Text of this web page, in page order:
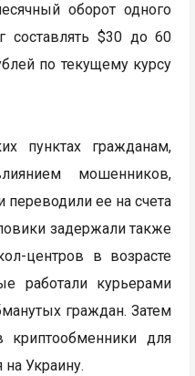
оборот одного
составлять $30 до 60
по текущему курсу
пунктах гражданам,
мошенников,
переводили ее на счета
задержали также
центров в возрасте
работали курьерами
граждан. Затем
для
Украину.